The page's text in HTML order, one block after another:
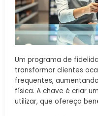
Um programa de
transformar clientes
frequentes,
física. A chave é criar
utilizar, que ofereça